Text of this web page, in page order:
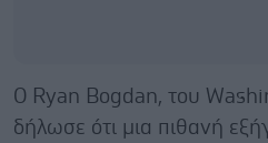
Ο Ryan Bogdan, του
δήλωσε ότι μια πιθανή